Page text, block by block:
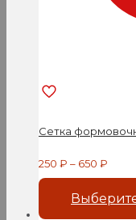
Сетка
250 ₽ – 650 ₽